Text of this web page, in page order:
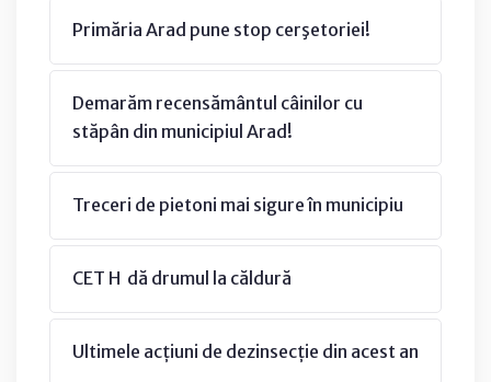
Primăria Arad pune stop cerşetoriei!
Demarăm recensământul câinilor cu
stăpân din municipiul Arad!
Treceri de pietoni mai sigure în municipiu
CET H dă drumul la căldură
Ultimele acțiuni de dezinsecție din acest an